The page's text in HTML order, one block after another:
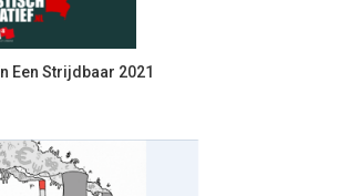
Een Strijdbaar 2021